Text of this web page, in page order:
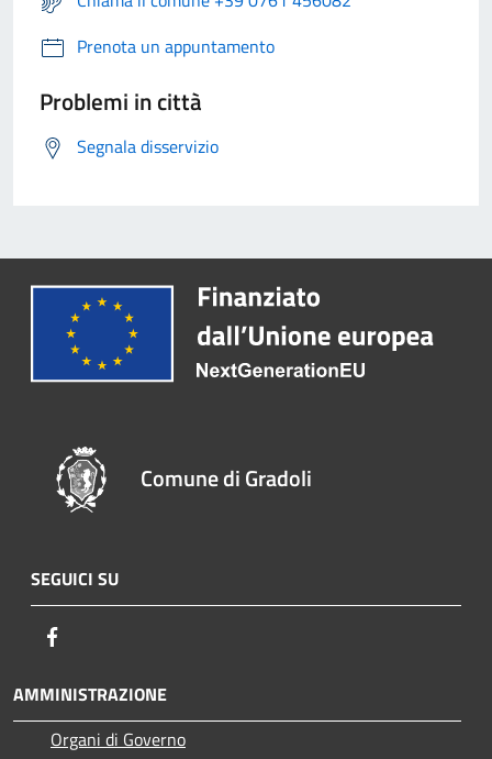
Prenota un appuntamento
Problemi in città
Segnala disservizio
Comune di Gradoli
SEGUICI SU
AMMINISTRAZIONE
Organi di Governo